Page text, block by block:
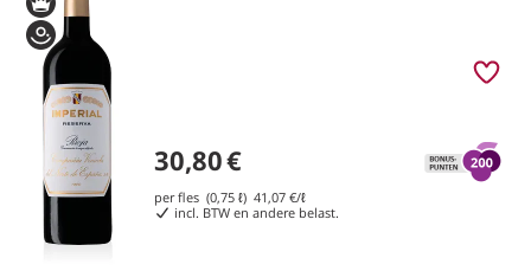
30,80€
per fles (0,75 ℓ) 41,07 €/ℓ
incl. BTW en andere belast.